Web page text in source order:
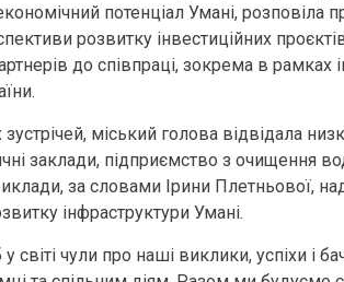
потенціал Умані, розповіла
розвитку інвестиційних
до співпраці, зокрема в рамках
міський голова відвідала
заклади, підприємство з очищення
за словами Ірини Плетньової,
інфраструктури Умані.
світі чули про наші виклики, успіхи і